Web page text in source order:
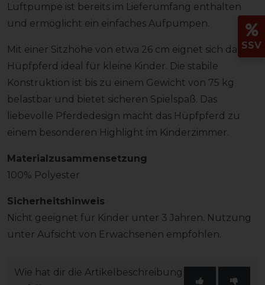
Luftpumpe ist bereits im Lieferumfang enthalten
und ermöglicht ein einfaches Aufpumpen.
Mit einer Sitzhöhe von etwa 26 cm eignet sich das
Hüpfpferd ideal für kleine Kinder. Die stabile
Konstruktion ist bis zu einem Gewicht von 75 kg
belastbar und bietet sicheren Spielspaß. Das
liebevolle Pferdedesign macht das Hüpfpferd zu
einem besonderen Highlight im Kinderzimmer.
Materialzusammensetzung
100% Polyester
Sicherheitshinweis
Nicht geeignet für Kinder unter 3 Jahren. Nutzung
unter Aufsicht von Erwachsenen empfohlen.
Wie hat dir die Artikelbeschreibung
SSV